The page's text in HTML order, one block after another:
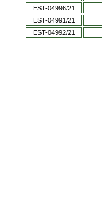
EST-04996/21
EST-04991/21
EST-04992/21